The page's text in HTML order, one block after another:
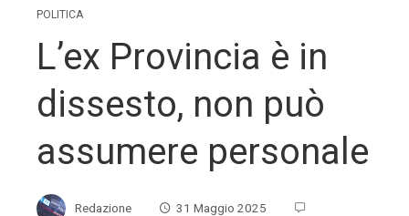
POLITICA
L’ex Provincia è in
dissesto, non può
assumere personale
Redazione
31 Maggio 2025